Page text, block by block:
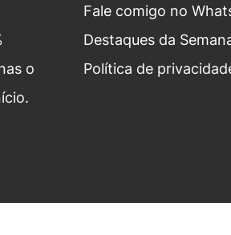
o
Fale comigo no
Destaques da
Política de